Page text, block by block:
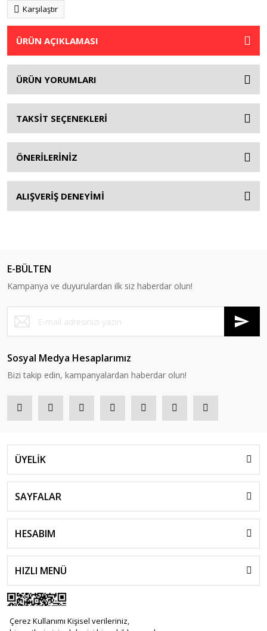
Çerez Kullanımı Kişisel verileriniz,
Karşılaştır
ÜRÜN AÇIKLAMASI
ÜRÜN YORUMLARI
TAKSİT SEÇENEKLERİ
ÖNERİLERİNİZ
ALIŞVERİŞ DENEYİMİ
E-BÜLTEN
Kampanya ve duyurulardan ilk siz haberdar olun!
Sosyal Medya Hesaplarımız
Bizi takip edin, kampanyalardan haberdar olun!
ÜYELİK
SAYFALAR
HESABIM
HIZLI MENÜ